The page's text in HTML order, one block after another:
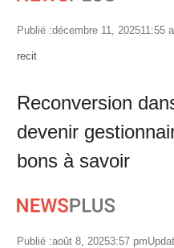
Publié :décembre 11, 202511:55
Author
recit
Reconversion
devenir
bons à savoir
Publié :août 8, 20253:57 pm